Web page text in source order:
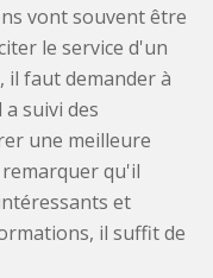
vont souvent être
le service d'un
il faut demander à
suivi des
une meilleure
qu'il
et
il suffit de